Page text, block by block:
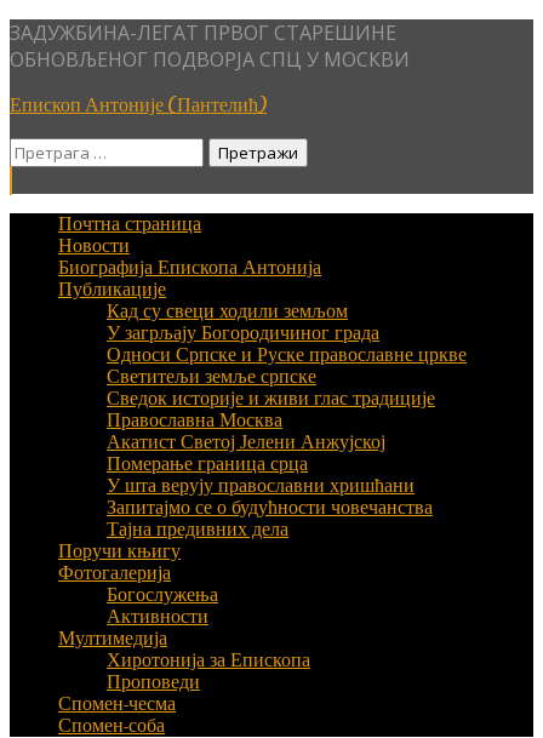
Skip
to
ЗАДУЖБИНА-ЛЕГАТ ПРВОГ СТАРЕШИНЕ
ОБНОВЉЕНОГ ПОДВОРЈА СПЦ У МОСКВИ
Епископ Антоније (Пантелић)
Претрага
Почтна страница
Новости
Биографија Епископа Антонија
Публикације
Кад су свеци ходили земљом
У загрљају Богородичиног града
Односи Српске и Руске православне цркве
Светитељи земље српске
Сведок историје и живи глас традиције
Православна Москва
Акатист Светој Јелени Анжујској
Померање граница срца
У шта верују православни хришћани
Запитајмо се о будућности човечанства
Тајна предивних дела
Поручи књигу
Фотогалерија
Богослужења
Активности
Мултимедија
Хиротонија за Епископа
Проповеди
Спомен-чесма
Спомен-соба